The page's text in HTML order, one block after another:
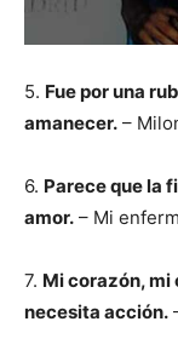
5. Fue por una
amanecer. –
6. Parece que la
amor. – Mi
7. Mi corazón, mi
necesita acción.